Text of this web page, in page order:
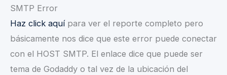
SMTP Error
Haz click aquípara ver el reporte completo pero
básicamente nos dice que este error puede conectar
con el HOST SMTP. El enlace dice que puede ser
tema de Godaddy o tal vez de la ubicación del